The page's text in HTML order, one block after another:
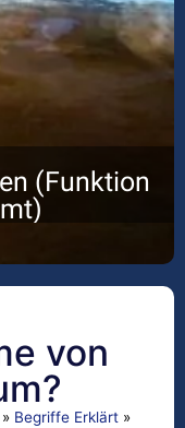
(Funktion
von
» Begriffe Erklärt »